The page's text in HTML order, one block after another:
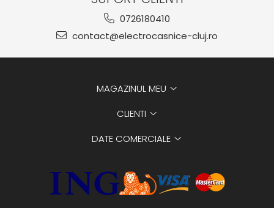
0726180410
contact@electrocasnice-cluj.ro
MAGAZINUL MEU
CLIENTI
DATE COMERCIALE